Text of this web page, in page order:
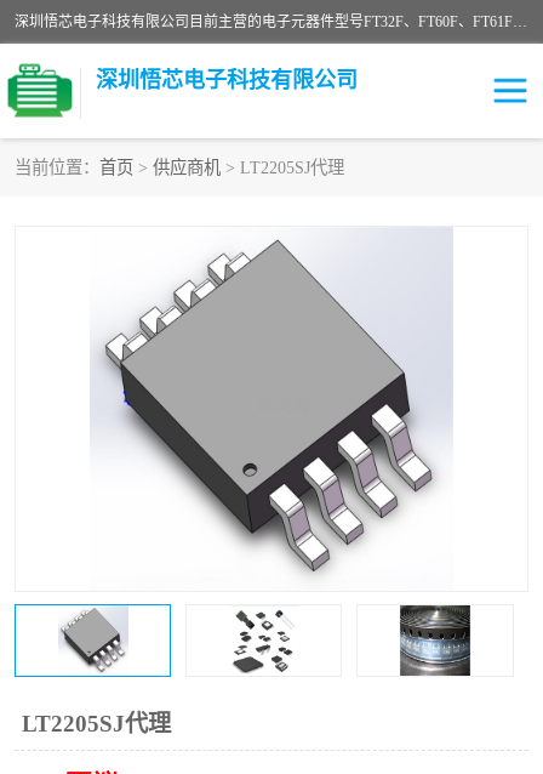
深圳悟芯电子科技有限公司目前主营的电子元器件型号FT32F、FT60F、FT61F、FT62F、FT64F、FT61FC、MCU EEPROM MOS LDO 稳压管 触摸IC DC-DC AC-DC 协议IC等，广泛应用于LED射灯、LED日光灯、等诸多领域。
深圳悟芯电子科技有限公司
当前位置： 首页 > 供应商机 > LT2205SJ代理
LT2205SJ代理
MOS
FT64F
FT61FC
FT60F011
FT61F022
FT61F021